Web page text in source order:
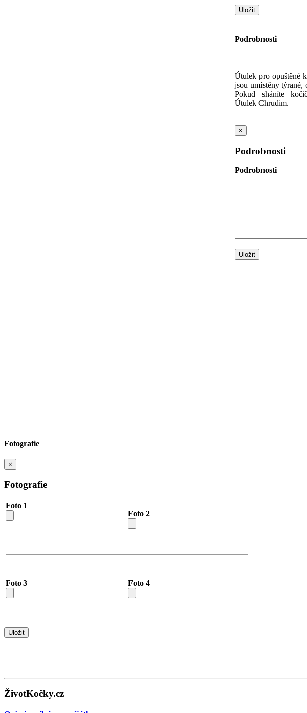
Podrobnosti
Útulek pro opuštěné
jsou umístěny týrané,
Pokud sháníte
Útulek Chrudim.
×
Podrobnosti
Podrobnosti
Fotografie
×
Fotografie
Foto 1
Foto 2
Foto 3 Foto 4
ŽivotKočky.cz